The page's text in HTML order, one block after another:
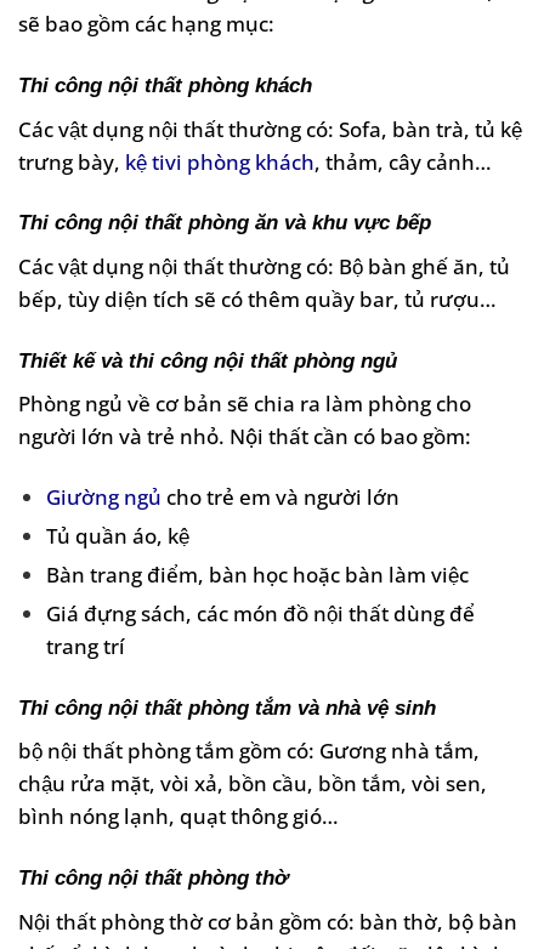
sẽ bao gồm các hạng mục:
Thi công nội thất phòng khách
Các vật dụng nội thất thường có: Sofa, bàn trà, tủ kệ
trưng bày, kệ tivi phòng khách, thảm, cây cảnh…
Thi công nội thất phòng ăn và khu vực bếp
Các vật dụng nội thất thường có: Bộ bàn ghế ăn, tủ
bếp, tùy diện tích sẽ có thêm quầy bar, tủ rượu…
Thiết kế và thi công nội thất phòng ngủ
Phòng ngủ về cơ bản sẽ chia ra làm phòng cho
người lớn và trẻ nhỏ. Nội thất cần có bao gồm:
Giường ngủ cho trẻ em và người lớn
Tủ quần áo, kệ
Bàn trang điểm, bàn học hoặc bàn làm việc
Giá đựng sách, các món đồ nội thất dùng để
trang trí
Thi công nội thất phòng tắm và nhà vệ sinh
bộ nội thất phòng tắm gồm có: Gương nhà tắm,
chậu rửa mặt, vòi xả, bồn cầu, bồn tắm, vòi sen,
bình nóng lạnh, quạt thông gió…
Thi công nội thất phòng thờ
Nội thất phòng thờ cơ bản gồm có: bàn thờ, bộ bàn